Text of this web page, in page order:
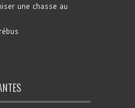
une chasse au